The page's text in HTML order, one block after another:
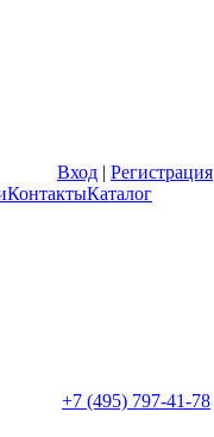
Вход | Регистрация
КонтактыКаталог
+7 (495) 797-41-78